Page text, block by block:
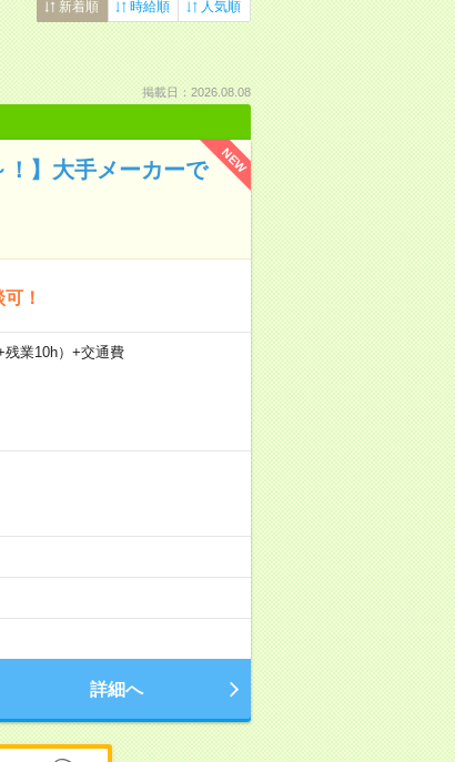
新着順 時給順 人気順
掲載日：2026.08.08
NEW
！】大手メーカーで
！
残業10h）+交通費
詳細へ